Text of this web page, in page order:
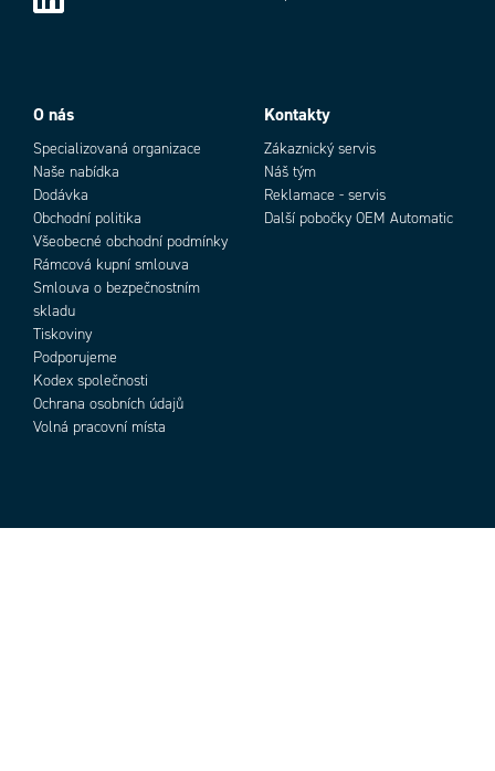
O nás
Specializovaná organizace
Naše nabídka
Dodávka
Obchodní politika
Všeobecné obchodní podmínky
Rámcová kupní smlouva
Smlouva o bezpečnostním
skladu
Tiskoviny
Podporujeme
Kodex společnosti
Ochrana osobních údajů
Volná pracovní místa
Kontakty
Zákaznický servis
Náš tým
Reklamace - servis
Další pobočky OEM Automatic